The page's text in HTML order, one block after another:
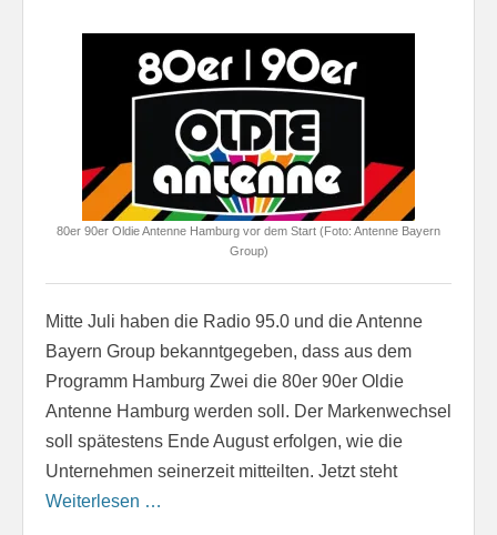
80er 90er Oldie Antenne Hamburg vor dem Start (Foto: Antenne Bayern
Group)
Mitte Juli haben die Radio 95.0 und die Antenne
Bayern Group bekanntgegeben, dass aus dem
Programm Hamburg Zwei die 80er 90er Oldie
Antenne Hamburg werden soll. Der Markenwechsel
soll spätestens Ende August erfolgen, wie die
Unternehmen seinerzeit mitteilten. Jetzt steht
Weiterlesen …